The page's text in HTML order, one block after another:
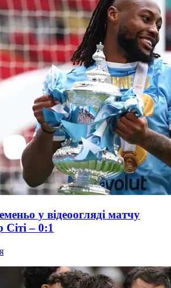
у відеоогляді матчу
Сіті – 0:1